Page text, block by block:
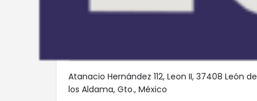
Atanacio Hernández 112, Leon II, 37408 León de
los Aldama, Gto., México